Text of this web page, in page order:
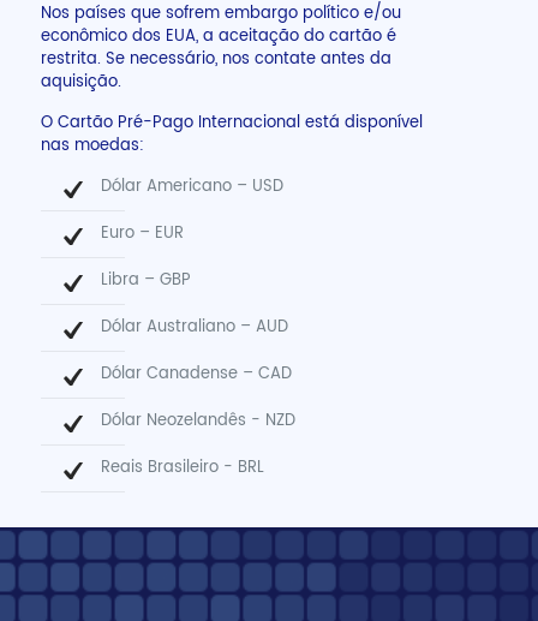
Nos países que sofrem embargo político e/ou
econômico dos EUA, a aceitação do cartão é
restrita. Se necessário, nos contate antes da
aquisição.
O Cartão Pré-Pago Internacional está disponível
nas moedas:
Dólar Americano – USD
Euro – EUR
Libra – GBP
Dólar Australiano – AUD
Dólar Canadense – CAD
Dólar Neozelandês - NZD
Reais Brasileiro - BRL